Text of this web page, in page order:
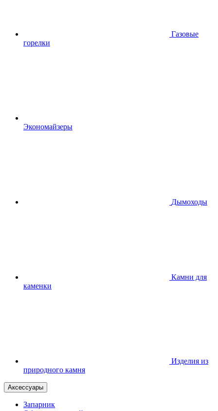
Газовые
горелки
Экономайзеры
Дымоходы
Камни для
каменки
Изделия из
природного камня
Аксессуары
Запарник